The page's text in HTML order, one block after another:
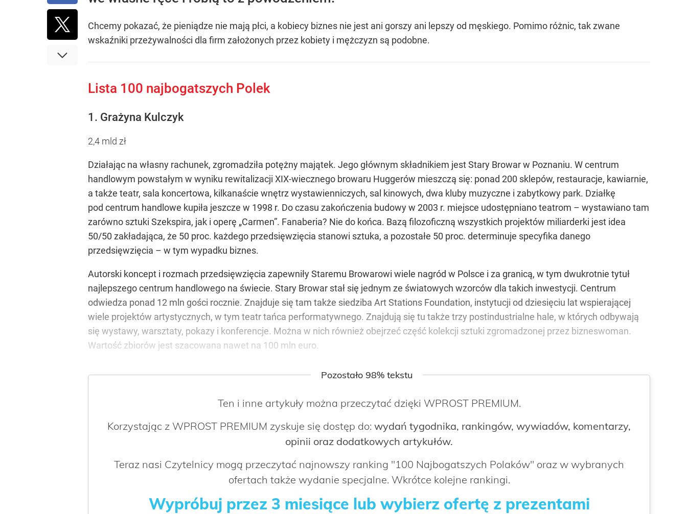
Rząd szykuje nowe emerytury. Świadczenia wzrosną nawet o 552 zł
Chcemy pokazać, że pieniądze nie mają płci, a kobiecy biznes nie jest ani gorszy ani lepszy od męskiego. Pomimo różnic, tak zwane
wskaźniki przeżywalności dla firm założonych przez kobiety i mężczyzn są podobne.
Lista 100 najbogatszych Polek
1. Grażyna Kulczyk
2,4 mld zł
Działając na własny rachunek, zgromadziła potężny majątek. Jego głównym składnikiem jest Stary Browar w Poznaniu. W centrum
handlowym powstałym w wyniku rewitalizacji XIX-wiecznego browaru Huggerów mieszczą się: ponad 200 sklepów, restauracje, kawiarnie,
a także teatr, sala koncertowa, kilkanaście wnętrz wystawienniczych, sal kinowych, dwa kluby muzyczne i zabytkowy park. Działkę
pod centrum handlowe kupiła jeszcze w 1998 r. Do czasu zakończenia budowy w 2003 r. miejsce udostępniano teatrom – wystawiano tam
zarówno sztuki Szekspira, jak i operę „Carmen”. Fanaberia? Nie do końca. Bazą filozoficzną wszystkich projektów miliarderki jest idea
50/50 zakładająca, że 50 proc. każdego przedsięwzięcia stanowi sztuka, a pozostałe 50 proc. determinuje specyfika danego
przedsięwzięcia – w tym wypadku biznes.
Autorski koncept i rozmach przedsięwzięcia zapewniły Staremu Browarowi wiele nagród w Polsce i za granicą, w tym dwukrotnie tytuł
najlepszego centrum handlowego na świecie. Stary Browar stał się jednym ze światowych wzorców dla takich inwestycji. Centrum
odwiedza ponad 12 mln gości rocznie. Znajduje się tam także siedziba Art Stations Foundation, instytucji od dziesięciu lat wspierającej
wiele projektów artystycznych, w tym teatr tańca performatywnego. Znajdują się tu także trzy postindustrialne hale, w których odbywają
się wystawy, warsztaty, pokazy i konferencje. Można w nich również obejrzeć część kolekcji sztuki zgromadzonej przez bizneswoman.
Wartość zbiorów jest szacowana nawet na 100 mln euro.
Pozostało 98% tekstu
Ten i inne artykuły można przeczytać dzięki WPROST PREMIUM.
Korzystając z WPROST PREMIUM zyskuje się dostęp do: wydań tygodnika, rankingów, wywiadów, komentarzy,
opinii oraz dodatkowych artykułów.
Teraz nasi Czytelnicy mogą przeczytać najnowszy ranking "100 Najbogatszych Polaków" oraz w wybranych
ofertach także wydanie specjalne. Wkrótce kolejne rankingi.
Wypróbuj przez 3 miesiące lub wybierz ofertę z prezentami